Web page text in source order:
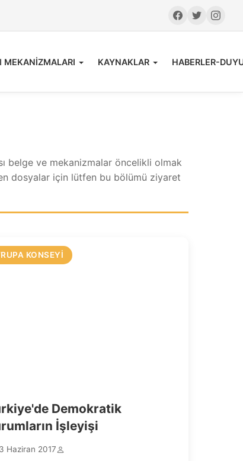
MEKANİZMALARI KAYNAKLAR HABERLER-
belge ve mekanizmalar öncelikli olmak
dosyalar için lütfen bu bölümü ziyaret
KONSEYI
Demokratik
İşleyişi
Haziran 2017